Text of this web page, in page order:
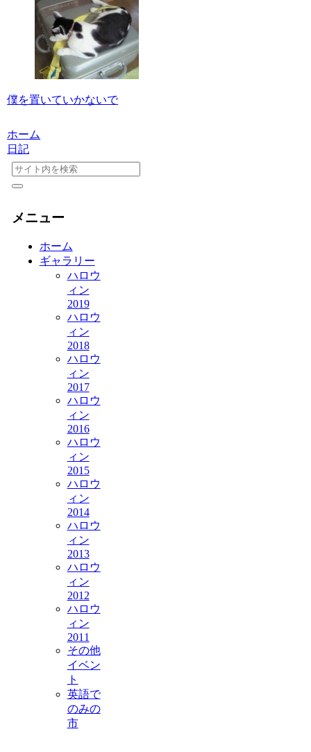
僕を置いていかないで
ホーム
日記
メニュー
ホーム
ギャラリー
ハロウ
ィン
2019
ハロウ
ィン
2018
ハロウ
ィン
2017
ハロウ
ィン
2016
ハロウ
ィン
2015
ハロウ
ィン
2014
ハロウ
ィン
2013
ハロウ
ィン
2012
ハロウ
ィン
2011
その他
イベン
ト
英語で
のみの
市